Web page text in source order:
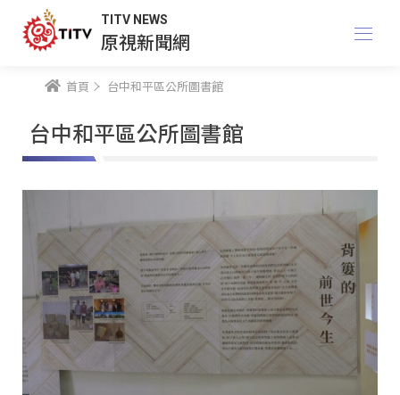
TITV NEWS
原視新聞網
首頁 台中和平區公所圖書館
台中和平區公所圖書館